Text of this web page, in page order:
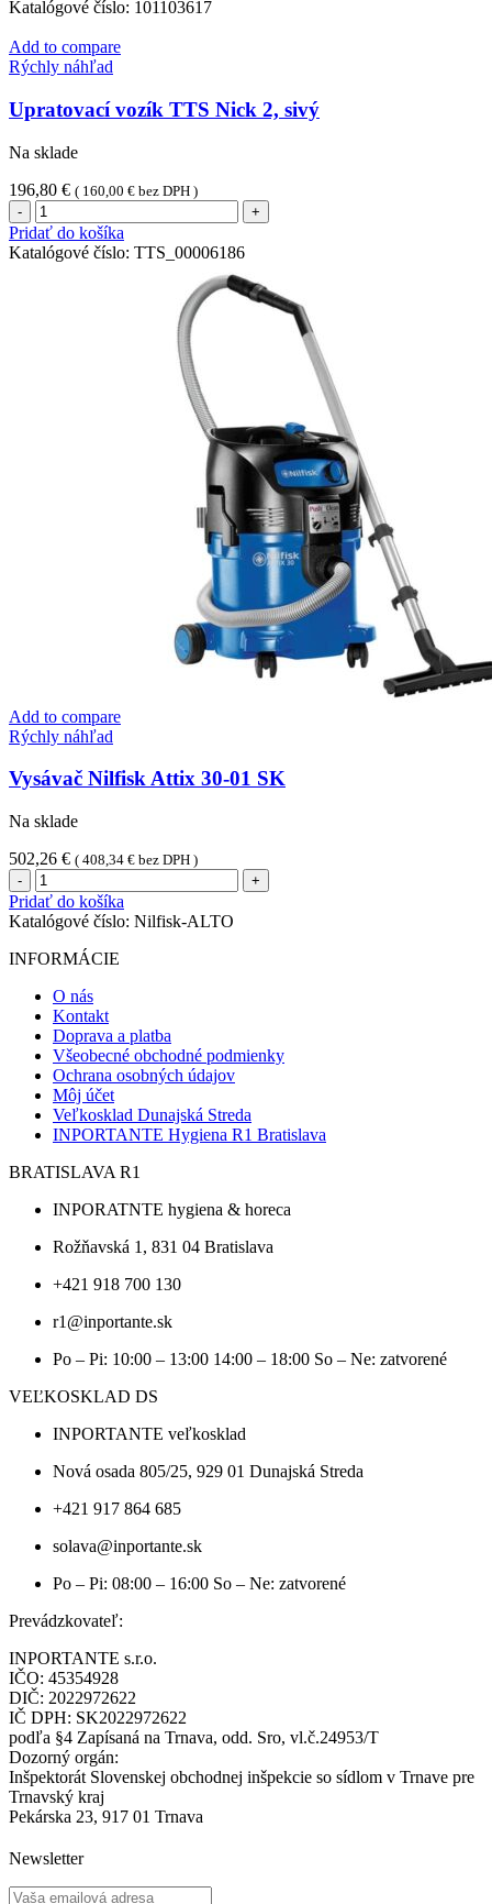
Formula
Proti
plesniam
Kvapalný
dezinfekčný
proti
plesniam
(chlórnan
sodný)
5kg
Katalógové číslo: 101103617
Add to compare
Rýchly náhľad
Upratovací vozík TTS Nick 2, sivý
Na sklade
196,80 € ( 160,00 € bez DPH )
množstvo
Upratovací
vozík
TTS
Pridať do košíka
Katalógové číslo: TTS_00006186
Add to compare
Rýchly náhľad
Vysávač Nilfisk Attix 30-01 SK
Na sklade
502,26 € ( 408,34 € bez DPH )
množstvo
Vysávač
Nilfisk
Attix
30-
SK
Pridať do košíka
Katalógové číslo: Nilfisk-ALTO
INFORMÁCIE
O nás
Kontakt
Doprava a platba
Všeobecné obchodné podmienky
Ochrana osobných údajov
Môj účet
Veľkosklad Dunajská Streda
INPORTANTE Hygiena R1 Bratislava
BRATISLAVA R1
INPORATNTE hygiena & horeca
Rožňavská 1, 831 04 Bratislava
+421 918 700 130
r1@inportante.sk
Po – Pi: 10:00 – 13:00 14:00 – 18:00 So – Ne: zatvorené
VEĽKOSKLAD DS
INPORTANTE veľkosklad
Nová osada 805/25, 929 01 Dunajská Streda
+421 917 864 685
solava@inportante.sk
Po – Pi: 08:00 – 16:00 So – Ne: zatvorené
Prevádzkovateľ:
INPORTANTE s.r.o.
IČO: 45354928
DIČ: 2022972622
IČ DPH: SK2022972622
podľa §4 Zapísaná na Trnava, odd. Sro, vl.č.24953/T
Dozorný orgán:
Inšpektorát Slovenskej obchodnej inšpekcie so sídlom v Trnave pre
Trnavský kraj
Pekárska 23, 917 01 Trnava
Newsletter